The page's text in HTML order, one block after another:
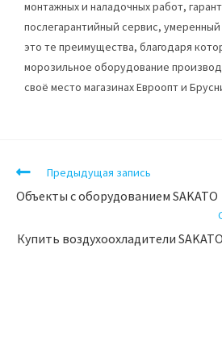
монтажных и наладочных работ,
послегарантийный сервис,
это те преимущества, благодаря
морозильное оборудование
своё место магазинах Евроопт и
Предыдущая запись
Объекты с оборудованием SAKATO
Купить воздухоохладители